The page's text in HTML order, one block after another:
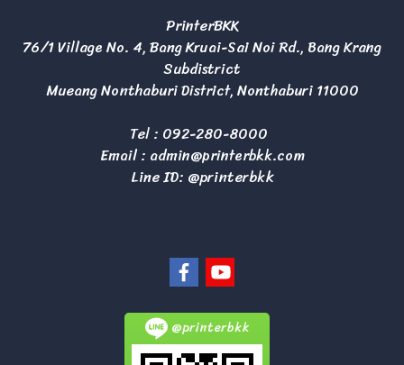
PrinterBKK
76/1 Village No. 4, Bang Kruai-Sai Noi Rd., Bang Krang
Subdistrict
Mueang Nonthaburi District, Nonthaburi 11000
Tel : 092-280-8000
Email : admin@printerbkk.com
Line ID: @printerbkk
@printerbkk